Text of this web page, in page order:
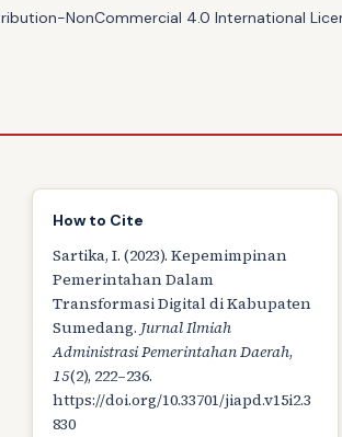
NonCommercial 4.0 International
How to Cite
Sartika, I. (2023). Kepemimpinan
Pemerintahan Dalam
Transformasi Digital di Kabupaten
Sumedang. Jurnal Ilmiah
Administrasi Pemerintahan Daerah,
15(2), 222–236.
https://doi.org/10.33701/jiapd.v15i2.3
830